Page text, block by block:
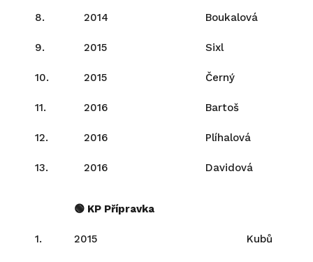
8. 2014 Boukalová
9. 2015 Sixl
10. 2015 Černý
11. 2016 Bartoš
12. 2016 Plíhalová
13. 2016 Davidová
🟢 KP Přípravka
1. 2015 Kubů